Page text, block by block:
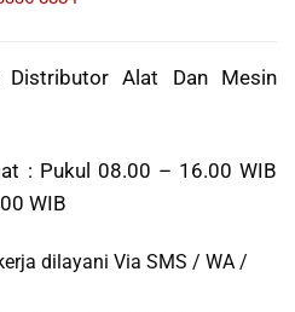
Alat Dan Mesin
: Pukul 08.00 – 16.00 WIB
WIB
dilayani Via SMS / WA /